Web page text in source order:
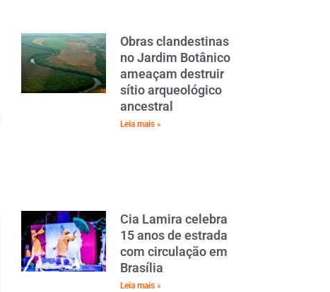
Obras clandestinas
no Jardim Botânico
ameaçam destruir
sítio arqueológico
ancestral
Leia mais »
Cia Lamira celebra
15 anos de estrada
com circulação em
Brasília
Leia mais »